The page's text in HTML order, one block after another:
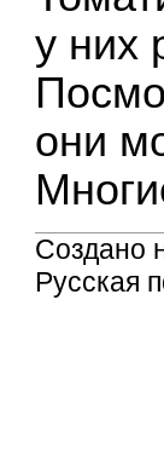
у них
они
Создано
Русская